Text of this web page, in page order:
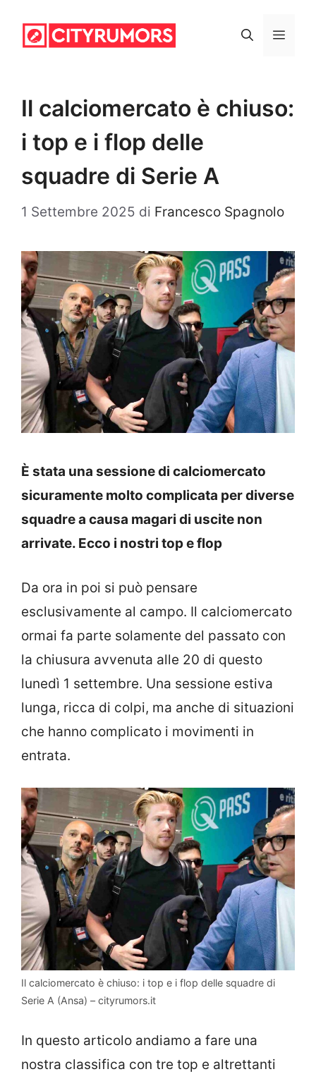
Menu
Il calciomercato è chiuso:
i top e i flop delle
squadre di Serie A
1 Settembre 2025 di Francesco Spagnolo
È stata una sessione di calciomercato
sicuramente molto complicata per diverse
squadre a causa magari di uscite non
arrivate. Ecco i nostri top e flop
Da ora in poi si può pensare
esclusivamente al campo. Il calciomercato
ormai fa parte solamente del passato con
la chiusura avvenuta alle 20 di questo
lunedì 1 settembre. Una sessione estiva
lunga, ricca di colpi, ma anche di situazioni
che hanno complicato i movimenti in
entrata.
Il calciomercato è chiuso: i top e i flop delle squadre di
Serie A (Ansa) – cityrumors.it
In questo articolo andiamo a fare una
nostra classifica con tre top e altrettanti